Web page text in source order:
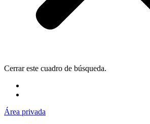
Cerrar este cuadro de búsqueda.
Área privada